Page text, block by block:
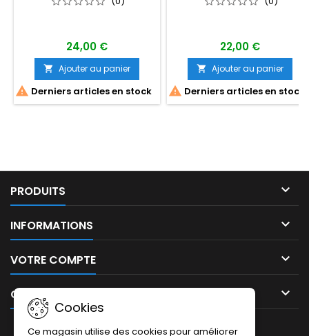
24,00 €
 Ajouter au panier
 Derniers articles en stock
22,00 €
 Ajouter au panier
 Derniers articles en stock
PRODUITS 
INFORMATIONS 
VOTRE COMPTE 
CONTACT 
Cookies
Ce magasin utilise des cookies pour améliorer
LETTRE D'INFORMATIONS